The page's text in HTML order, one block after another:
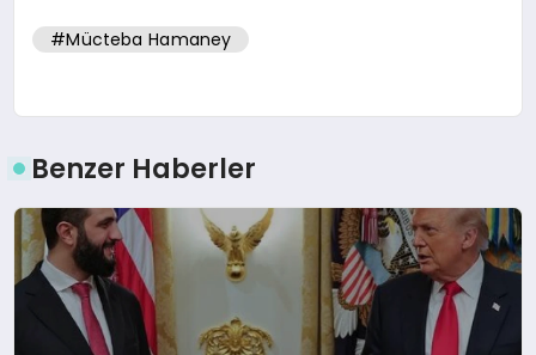
#Mücteba Hamaney
Benzer Haberler